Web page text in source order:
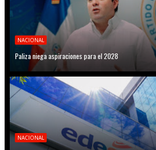
NACIONAL
Paliza niega aspiraciones para el 2028
NACIONAL